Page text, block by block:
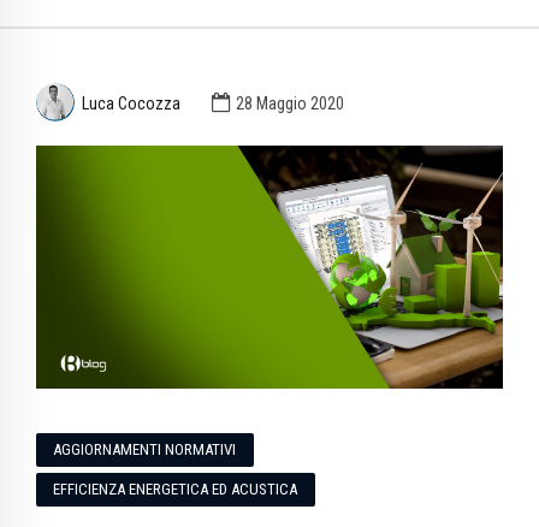
Luca Cocozza 28 Maggio 2020
AGGIORNAMENTI NORMATIVI
EFFICIENZA ENERGETICA ED ACUSTICA